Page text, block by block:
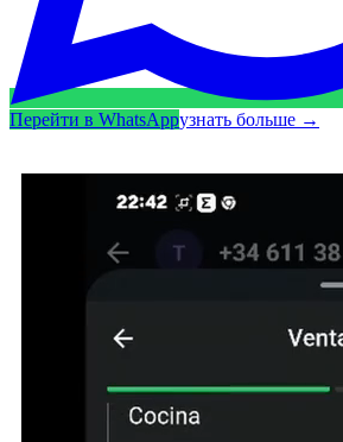
Перейти в WhatsAppузнать больше →